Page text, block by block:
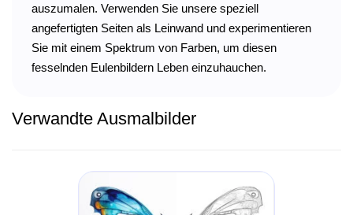
auszumalen. Verwenden Sie unsere speziell
angefertigten Seiten als Leinwand und experimentieren
Sie mit einem Spektrum von Farben, um diesen
fesselnden Eulenbildern Leben einzuhauchen.
Verwandte Ausmalbilder